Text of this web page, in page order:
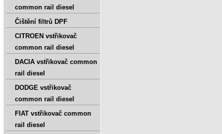
common rail diesel
Čištění filtrů DPF
CITROEN vstřikovač
common rail diesel
DACIA vstřikovač common
rail diesel
DODGE vstřikovač
common rail diesel
FIAT vstřikovač common
rail diesel